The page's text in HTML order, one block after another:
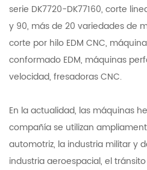
serie DK7720-DK77160, corte
y 90, más de 20 variedades de
corte por hilo EDM CNC,
conformado EDM, máquinas
velocidad, fresadoras CNC.
En la actualidad, las máquinas
compañía se utilizan
automotriz, la industria militar y
industria aeroespacial, el